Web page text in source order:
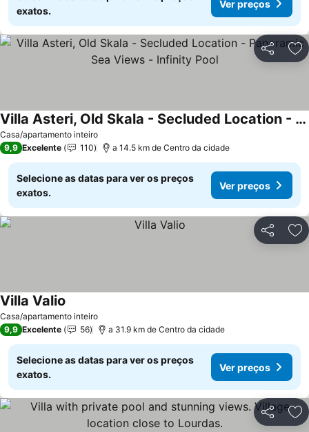
exatos.
Ver preços
Partilhar
Casa/apartamento inteiro
Villa Asteri, Old Skala - Secluded Location - Panoramic Sea Views - Infinity Pool
9,9 Excelente 110 a 14.5 km de Centro da cidade
Selecione as datas para ver os preços
exatos.
Ver preços
Partilhar
Casa/apartamento inteiro
Villa Valio
9,9 Excelente 56 a 31.9 km de Centro da cidade
Selecione as datas para ver os preços
exatos.
Ver preços
Partilhar